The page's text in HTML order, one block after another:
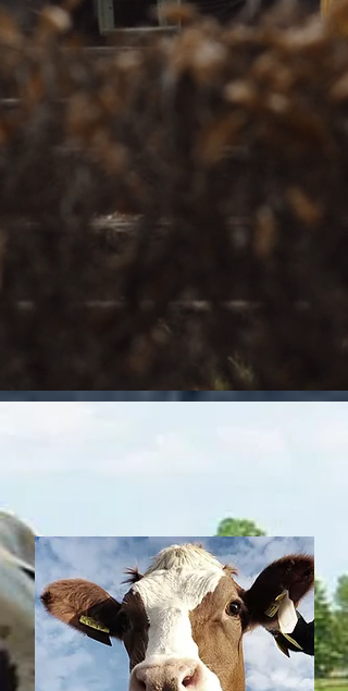
- Juicios de restitución: Devolución
de tierras a sus propietarios
legítimos.
- Juicios sobre derechos de agua:
Disputas relacionadas con el acceso
y uso de recursos hídricos.
- Juicios de servidumbre agraria:
Conflictos sobre derechos de paso
- Juicios de límites: Resolución de
disputas sobre la delimitación de
Impugnación de documentos que
acreditan la propiedad de tierras.
- Juicios de sucesión agraria:
Distribución de tierras entre
herederos.